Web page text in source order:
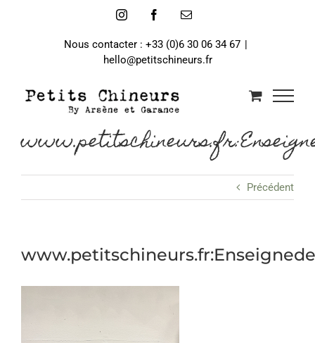
InstagramFacebookEmail
Nous contacter : +33 (0)6 30 06 34 67 |
hello@petitschineurs.fr
Précédent